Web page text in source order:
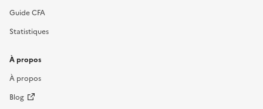
Guide CFA
Statistiques
À propos
À propos
Blog